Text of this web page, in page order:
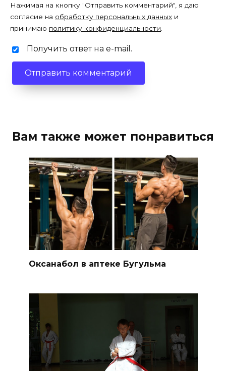
Нажимая на кнопку "Отправить комментарий", я даю
согласие на обработку персональных данных и
принимаю политику конфиденциальности.
Получить ответ на e-mail.
Вам также может понравиться
Оксанабол в аптеке Бугульма